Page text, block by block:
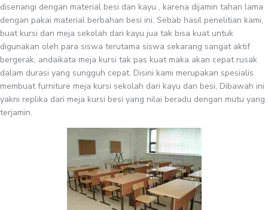
disenangi dengan material besi dan kayu , karena dijamin tahan lama
dengan pakai material berbahan besi ini. Sebab hasil penelitian kami,
buat kursi dan meja sekolah dari kayu jua tak bisa kuat untuk
digunakan oleh para siswa terutama siswa sekarang sangat aktif
bergerak, andaikata meja kursi tak pas kuat maka akan cepat rusak
dalam durasi yang sungguh cepat. Disini kami merupakan spesialis
membuat furniture meja kursi sekolah dari kayu dan besi, Dibawah ini
yakni replika dari meja kursi besi yang nilai beradu dengan mutu yang
terjamin.